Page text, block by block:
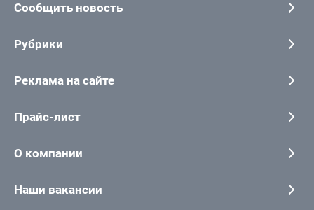
Сообщить новость
Рубрики
Реклама на сайте
Прайс-лист
О компании
Наши вакансии